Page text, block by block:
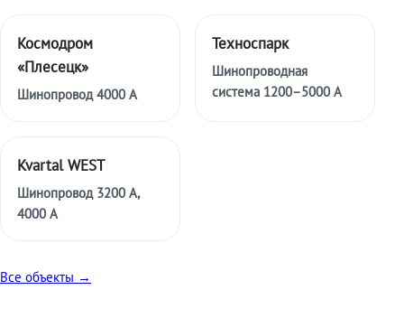
Космодром
«Плесецк»
Шинопровод 4000 А
Техноспарк
Шинопроводная
система 1200–5000 А
Kvartal WEST
Шинопровод 3200 А,
4000 А
Все объекты →